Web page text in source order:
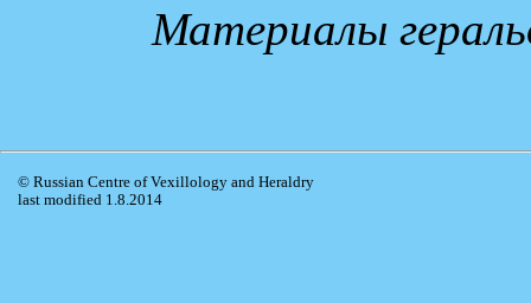
Материалы
© Russian Centre of Vexillology and Heraldry
last modified 1.8.2014